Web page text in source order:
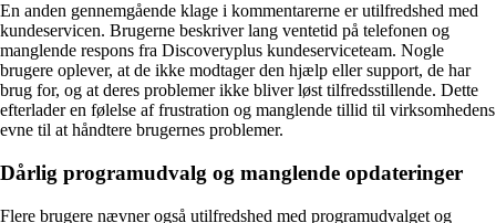
En anden gennemgående klage i kommentarerne er utilfredshed med
kundeservicen. Brugerne beskriver lang ventetid på telefonen og
manglende respons fra Discoveryplus kundeserviceteam. Nogle
brugere oplever, at de ikke modtager den hjælp eller support, de har
brug for, og at deres problemer ikke bliver løst tilfredsstillende. Dette
efterlader en følelse af frustration og manglende tillid til virksomhedens
evne til at håndtere brugernes problemer.
Dårlig programudvalg og manglende opdateringer
Flere brugere nævner også utilfredshed med programudvalget og